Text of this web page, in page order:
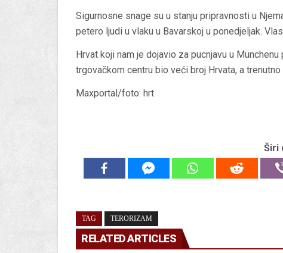
Sigurnosne snage su u stanju pripravnosti u
petero ljudi u vlaku u Bavarskoj u ponedjeljak.
Hrvat koji nam je dojavio za pucnjavu u
trgovačkom centru bio veći broj Hrvata, a
Maxportal/foto: hrt
Širi
TAG TERORIZAM
RELATED ARTICLES